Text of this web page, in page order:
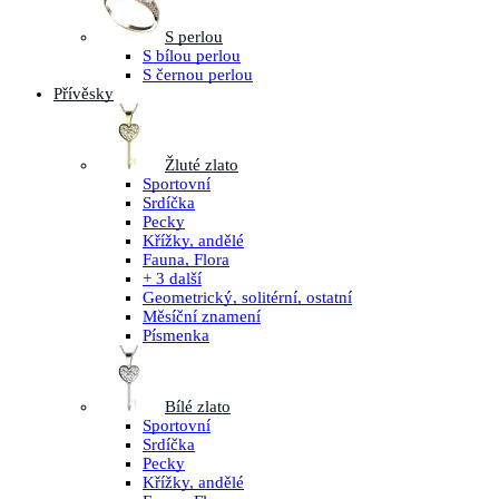
S perlou
S bílou perlou
S černou perlou
Přívěsky
Žluté zlato
Sportovní
Srdíčka
Pecky
Křížky, andělé
Fauna, Flora
+ 3 další
Geometrický, solitérní, ostatní
Měsíční znamení
Písmenka
Bílé zlato
Sportovní
Srdíčka
Pecky
Křížky, andělé